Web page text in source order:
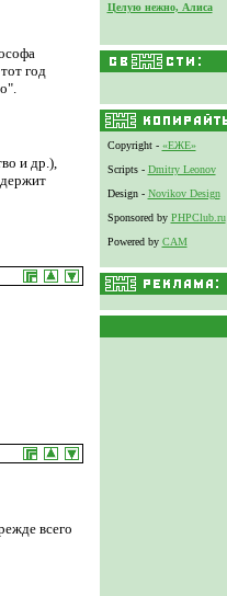
год
и др.),
всего
Целую нежно, Алиса
Copyright - «ЕЖЕ»
Scripts - Dmitry Leonov
Design - Novikov Design
Sponsored by PHPClub.ru
Powered by CAM